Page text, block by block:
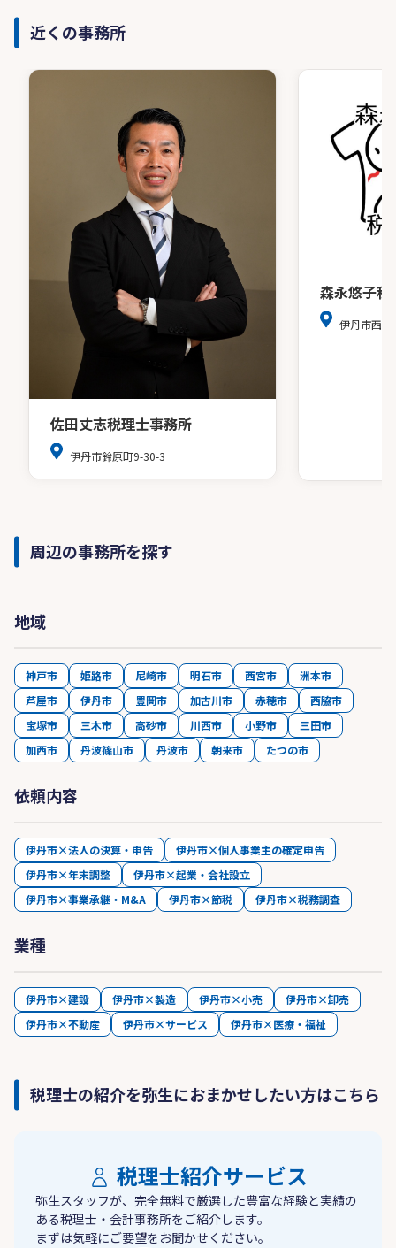
近くの事務所
佐田丈志税理士事務所
伊丹市鈴原町9-30-3
森永悠子税
伊丹市西
周辺の事務所を探す
地域
神戸市 姫路市 尼崎市 明石市 西宮市
洲本市
芦屋市
伊丹市 豊岡市 加古川市 赤穂市
西脇市
宝塚市
三木市 高砂市 川西市 小野市
三田市
加西市
丹波篠山市 丹波市 朝来市 たつの市
依頼内容
伊丹市×法人の決算・申告
伊丹市×個人事業主の確定申告
伊丹市×年末調整
伊丹市×起業・会社設立
伊丹市×事業承継・M&A
伊丹市×節税 伊丹市×税務調査
業種
伊丹市×建設 伊丹市×製造 伊丹市×小売
伊丹市×卸売
伊丹市×不動産
伊丹市×サービス 伊丹市×医療・福祉
税理士の紹介を弥生におまかせしたい方はこちら
税理士紹介サービス
弥生スタッフが、完全無料で厳選した豊富な経験と実績の
ある税理士・会計事務所をご紹介します。
まずは気軽にご要望をお聞かせください。